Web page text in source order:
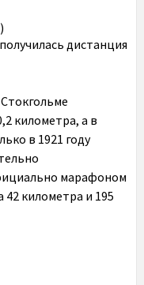
дистанция
километра, а в
в 1921 году
марафоном
42 километра и 195